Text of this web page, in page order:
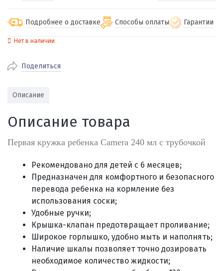
Подробнее о доставке
доставка
стоимость доставки
службами Пэк, Кит, Луч, Сдэк, Озон
доставка, Почта РФ или любой другой
транспортной компанией на Ваш выбор
Способы оплаты
Наличными при получении (для
городов)
Онлайн через СБП
Гарантии
Нет в наличии
Поделиться
Описание
Описание товара
Первая кружка ребенка Camera 240 мл с трубочкой
Рекомендовано для детей с 6 месяцев;
Предназначен для комфортного и безопасного
перевода ребенка на кормление без
использования соски;
Удобные ручки;
Крышка-клапан предотвращает проливание;
Широкое горлышко, удобно мыть и наполнять;
Наличие шкалы позволяет точно дозировать
необходимое количество жидкости;